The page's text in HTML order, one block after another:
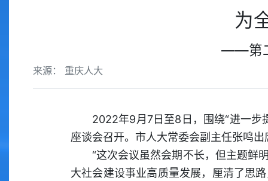
为
——第
来源： 重庆人大
2022年9月7日至8日，围绕“进一步
座谈会召开。市人大常委会副主任张鸣
“这次会议虽然会期不长，但主题鲜
大社会建设事业高质量发展，厘清了思